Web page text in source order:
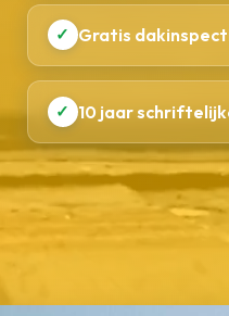
✓ Gratis
✓ 10 jaar